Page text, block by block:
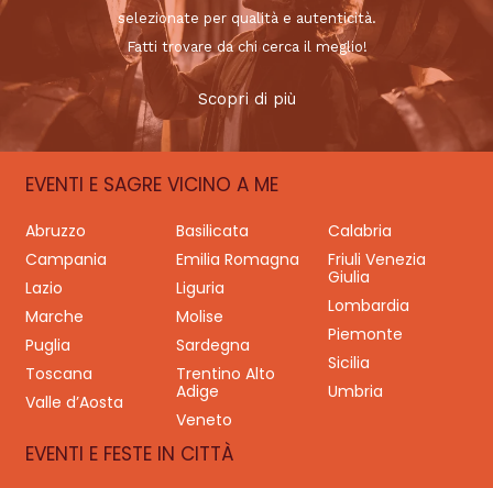
selezionate per qualità e autenticità.
Fatti trovare da chi cerca il meglio!
Scopri di più
EVENTI E SAGRE VICINO A ME
Abruzzo Basilicata
Calabria
Campania
Emilia Romagna
Friuli Venezia
Giulia
Lazio
Liguria
Lombardia
Marche
Molise
Piemonte
Puglia
Sardegna
Sicilia
Toscana
Trentino Alto
Adige
Umbria
Valle d’Aosta
Veneto
EVENTI E FESTE IN CITTÀ